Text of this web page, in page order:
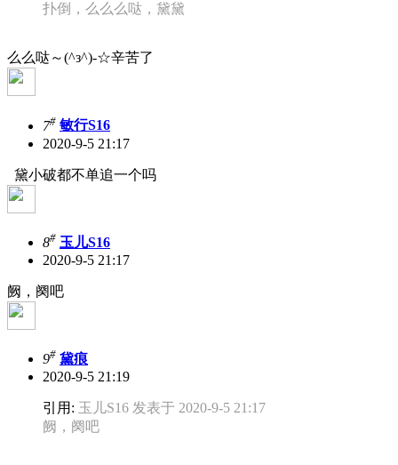
扑倒，么么么哒，黛黛
么么哒～(^з^)-☆辛苦了
7# 敏行S16
2020-9-5 21:17
黛小破都不单追一个吗
8# 玉儿S16
2020-9-5 21:17
阙，阕吧
9# 黛痕
2020-9-5 21:19
引用: 玉儿S16 发表于 2020-9-5 21:17
阙，阕吧